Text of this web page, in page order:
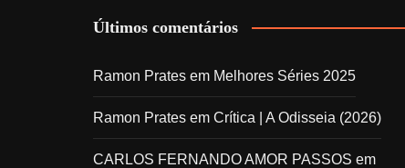
Últimos comentários
Ramon Prates em Melhores Séries 2025
Ramon Prates em Crítica | A Odisseia (2026)
CARLOS FERNANDO AMOR PASSOS em